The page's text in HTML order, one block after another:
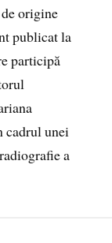
origine
publicat la
participă
cadrul unei
a